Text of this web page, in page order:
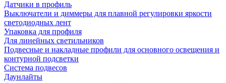
Датчики в профиль
Выключатели и диммеры для плавной регулировки яркости
светодиодных лент
Упаковка для профиля
Для линейных светильников
Подвесные и накладные профили для основного освещения и
контурной подсветки
Система подвесов
Даунлайты